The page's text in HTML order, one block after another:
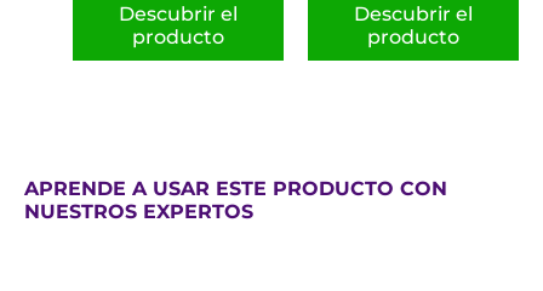
Descubrir el
producto
Descubrir el
producto
APRENDE A USAR ESTE PRODUCTO CON
NUESTROS EXPERTOS